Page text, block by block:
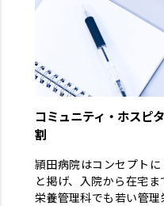
コミュニティ・ホスピ
割
頴田病院はコンセプトに
と掲げ、入院から在宅ま
栄養管理科でも若い管